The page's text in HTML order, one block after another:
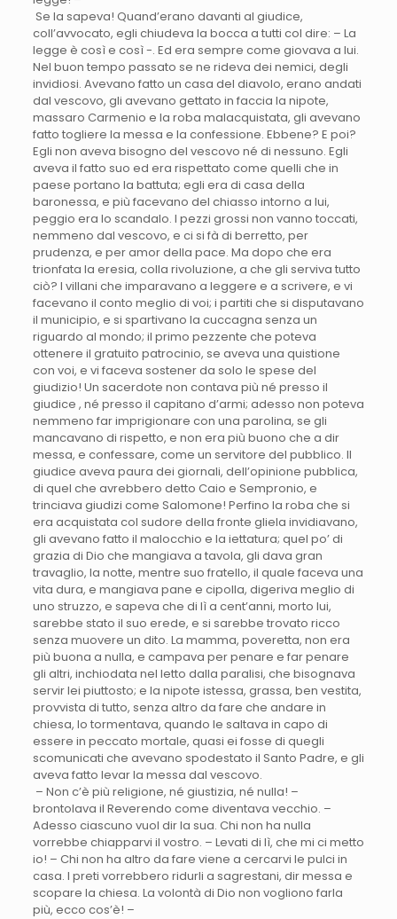
Se la sapeva! Quand’erano davanti al giudice,
coll’avvocato, egli chiudeva la bocca a tutti col dire: – La
legge è così e così -. Ed era sempre come giovava a lui.
Nel buon tempo passato se ne rideva dei nemici, degli
invidiosi. Avevano fatto un casa del diavolo, erano andati
dal vescovo, gli avevano gettato in faccia la nipote,
massaro Carmenio e la roba malacquistata, gli avevano
fatto togliere la messa e la confessione. Ebbene? E poi?
Egli non aveva bisogno del vescovo né di nessuno. Egli
aveva il fatto suo ed era rispettato come quelli che in
paese portano la battuta; egli era di casa della
baronessa, e più facevano del chiasso intorno a lui,
peggio era lo scandalo. I pezzi grossi non vanno toccati,
nemmeno dal vescovo, e ci si fà di berretto, per
prudenza, e per amor della pace. Ma dopo che era
trionfata la eresia, colla rivoluzione, a che gli serviva tutto
ciò? I villani che imparavano a leggere e a scrivere, e vi
facevano il conto meglio di voi; i partiti che si disputavano
il municipio, e si spartivano la cuccagna senza un
riguardo al mondo; il primo pezzente che poteva
ottenere il gratuito patrocinio, se aveva una quistione
con voi, e vi faceva sostener da solo le spese del
giudizio! Un sacerdote non contava più né presso il
giudice , né presso il capitano d’armi; adesso non poteva
nemmeno far imprigionare con una parolina, se gli
mancavano di rispetto, e non era più buono che a dir
messa, e confessare, come un servitore del pubblico. Il
giudice aveva paura dei giornali, dell’opinione pubblica,
di quel che avrebbero detto Caio e Sempronio, e
trinciava giudizi come Salomone! Perfino la roba che si
era acquistata col sudore della fronte gliela invidiavano,
gli avevano fatto il malocchio e la iettatura; quel po’ di
grazia di Dio che mangiava a tavola, gli dava gran
travaglio, la notte, mentre suo fratello, il quale faceva una
vita dura, e mangiava pane e cipolla, digeriva meglio di
uno struzzo, e sapeva che di lì a cent’anni, morto lui,
sarebbe stato il suo erede, e si sarebbe trovato ricco
senza muovere un dito. La mamma, poveretta, non era
più buona a nulla, e campava per penare e far penare
gli altri, inchiodata nel letto dalla paralisi, che bisognava
servir lei piuttosto; e la nipote istessa, grassa, ben vestita,
provvista di tutto, senza altro da fare che andare in
chiesa, lo tormentava, quando le saltava in capo di
essere in peccato mortale, quasi ei fosse di quegli
scomunicati che avevano spodestato il Santo Padre, e gli
aveva fatto levar la messa dal vescovo.
– Non c’è più religione, né giustizia, né nulla! –
brontolava il Reverendo come diventava vecchio. –
Adesso ciascuno vuol dir la sua. Chi non ha nulla
vorrebbe chiapparvi il vostro. – Levati di lì, che mi ci metto
io! – Chi non ha altro da fare viene a cercarvi le pulci in
casa. I preti vorrebbero ridurli a sagrestani, dir messa e
scopare la chiesa. La volontà di Dio non vogliono farla
più, ecco cos’è! –